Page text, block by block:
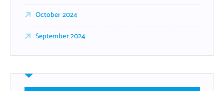
October 2024
September 2024